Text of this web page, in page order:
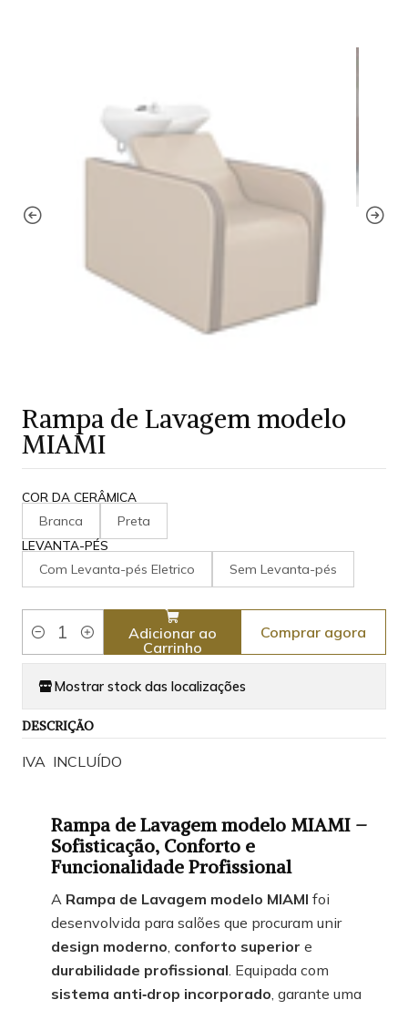
Rampa de Lavagem modelo
MIAMI
COR DA CERÂMICA
Branca Preta
LEVANTA-PÉS
Com Levanta-pés Eletrico Sem Levanta-pés
Quantidade
Adicionar ao
Carrinho
Comprar agora
Mostrar stock das localizações
DESCRIÇÃO
IVA INCLUÍDO
Rampa de Lavagem modelo MIAMI –
Sofisticação, Conforto e
Funcionalidade Profissional
A Rampa de Lavagem modelo MIAMI foi
desenvolvida para salões que procuram unir
design moderno, conforto superior e
durabilidade profissional. Equipada com
sistema anti‑drop incorporado, garante uma